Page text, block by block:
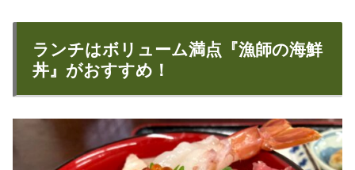
ランチはボリューム満点『漁師の海鮮
丼』がおすすめ！